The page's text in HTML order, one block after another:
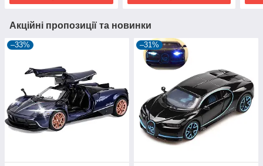
Акційні пропозиції та новинки
–33% –31%